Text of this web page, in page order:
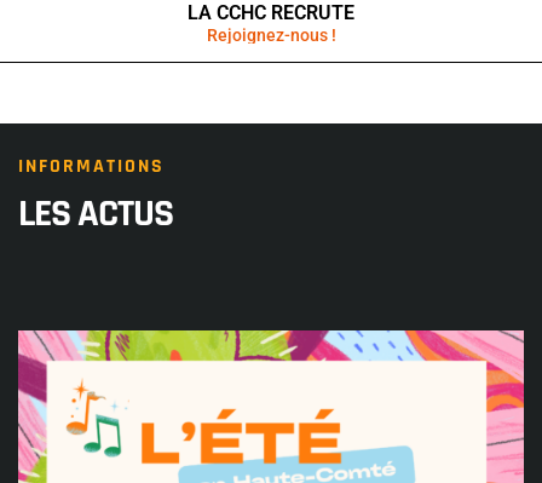
LA CCHC RECRUTE
Rejoignez-nous !
INFORMATIONS
LES ACTUS